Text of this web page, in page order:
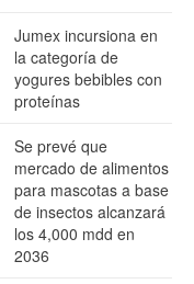
Jumex incursiona en
la categoría de
yogures bebibles con
proteínas
Se prevé que
mercado de alimentos
para mascotas a base
de insectos alcanzará
los 4,000 mdd en
2036